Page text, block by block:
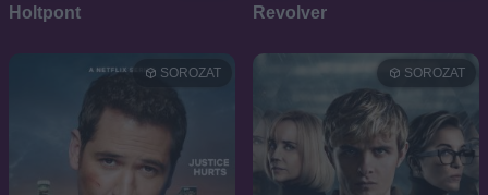
Holtpont Revolver
SOROZAT SOROZAT